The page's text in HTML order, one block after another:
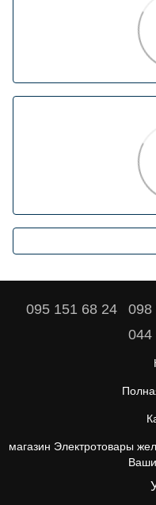
095 151 68 24 098
044
магазин Электротовары